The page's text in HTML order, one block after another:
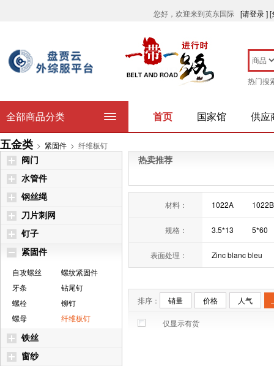
您好，欢迎来到英东国际 [请登录 ][
热门搜
首页 国家馆 供应
全部商品分类
五金类 > 紧固件 > 纤维板钉
热卖推荐
材料： 1022A 1022B
规格： 3.5*13
5*60
表面处理：
Zinc blanc bleu
排序： 销量 价格 人气
仅显示有货
阀门
水管件
钢丝绳
刀片刺网
钉子
紧固件
自攻螺丝
螺纹紧固件
牙条
钻尾钉
螺栓
铆钉
螺母
纤维板钉
铁丝
窗纱